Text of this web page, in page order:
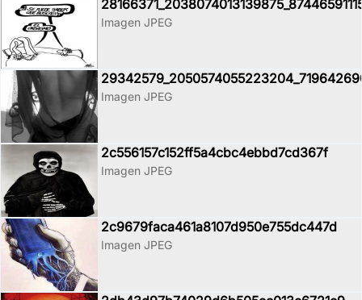
Imagen JPEG
Imagen JPEG
2c556157c152ff5a4cbc4ebbd7cd367f
Imagen JPEG
2c9679faca461a8107d950e755dc447d
Imagen JPEG